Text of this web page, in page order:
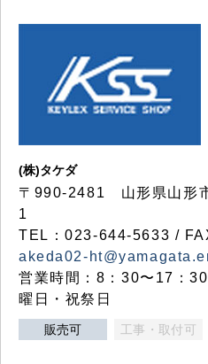
(株)タケダ
〒990-2481 山形県山形
1
TEL：023-644-5633 /
akeda02-
営業時間：8：30〜17：
曜日・祝祭日
販売可 工事・取付可